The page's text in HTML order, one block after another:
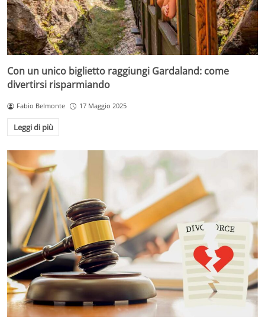
Con un unico biglietto raggiungi Gardaland: come
divertirsi risparmiando
Fabio Belmonte 17 Maggio 2025
Leggi di più